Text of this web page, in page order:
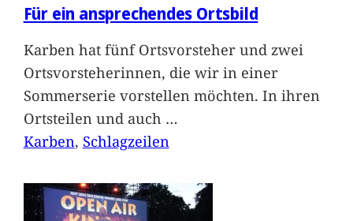
Für ein ansprechendes Ortsbild
Karben hat fünf Ortsvorsteher und zwei
Ortsvorsteherinnen, die wir in einer
Sommerserie vorstellen möchten. In ihren
Ortsteilen und auch …
Karben, Schlagzeilen